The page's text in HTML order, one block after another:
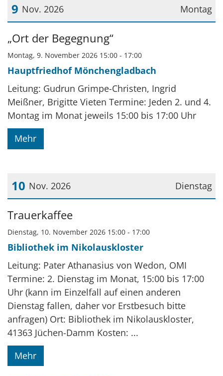
Montag
9 Nov. 2026
Datum: 9. November 2026
„Ort der Begegnung“
Montag, 9. November 2026 15:00 - 17:00
Hauptfriedhof Mönchengladbach
Leitung: Gudrun Grimpe-Christen, Ingrid
Meißner, Brigitte Vieten Termine: Jeden 2. und 4.
Montag im Monat jeweils 15:00 bis 17:00 Uhr
Mehr
Dienstag
10 Nov. 2026
Datum: 10. November 2026
Trauerkaffee
Dienstag, 10. November 2026 15:00 - 17:00
Bibliothek im Nikolauskloster
Leitung: Pater Athanasius von Wedon, OMI
Termine: 2. Dienstag im Monat, 15:00 bis 17:00
Uhr (kann im Einzelfall auf einen anderen
Dienstag fallen, daher vor Erstbesuch bitte
anfragen) Ort: Bibliothek im Nikolauskloster,
41363 Jüchen-Damm Kosten: ...
Mehr